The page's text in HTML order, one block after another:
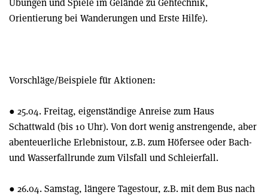
Orientierung bei Wanderungen und Erste Hilfe).
Vorschläge/Beispiele für Aktionen:
● 25.04. Freitag, eigenständige Anreise zum Haus
Schattwald (bis 10 Uhr). Von dort wenig anstrengende, aber
abenteuerliche Erlebnistour, z.B. zum Höfersee oder Bach-
und Wasserfallrunde zum Vilsfall und Schleierfall.
● 26.04. Samstag, längere Tagestour, z.B. mit dem Bus nach